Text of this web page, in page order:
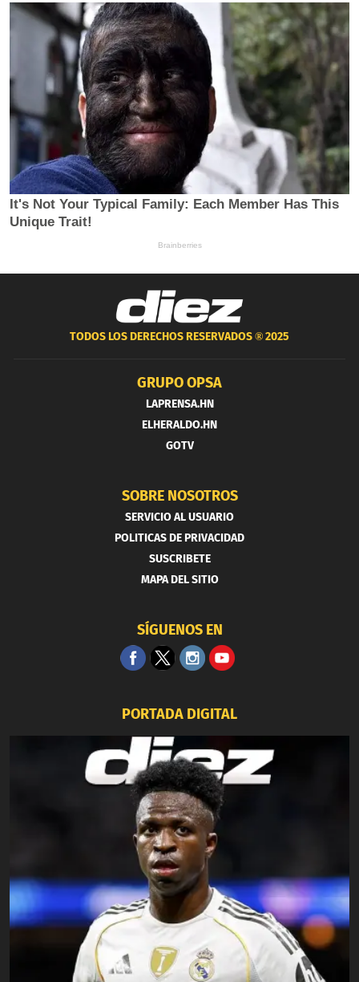
TODOS LOS DERECHOS RESERVADOS ®2025
GRUPO OPSA
LAPRENSA.HN
ELHERALDO.HN
GOTV
SOBRE NOSOTROS
SERVICIO AL USUARIO
POLITICAS DE PRIVACIDAD
SUSCRIBETE
MAPA DEL SITIO
SÍGUENOS EN
PORTADA DIGITAL